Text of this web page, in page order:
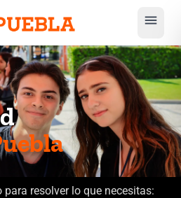
menu
resolver lo que necesitas: